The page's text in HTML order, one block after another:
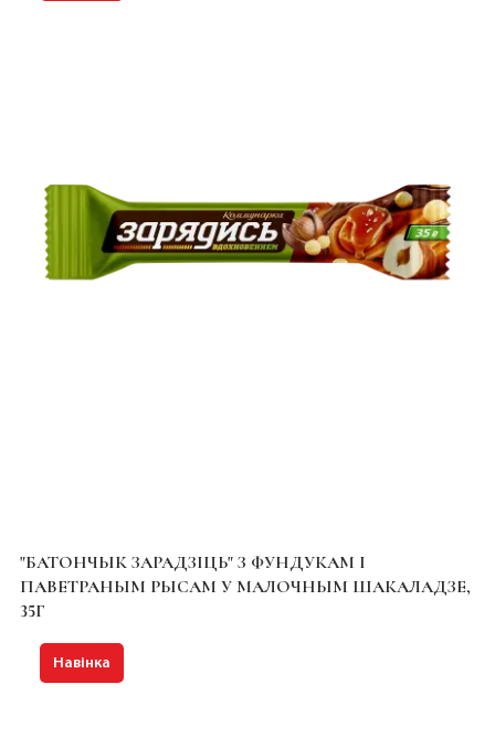
"БАТОНЧЫК ЗАРАДЗІЦЬ" З ФУНДУКАМ І
ПАВЕТРАНЫМ РЫСАМ У МАЛОЧНЫМ ШАКАЛАДЗЕ,
35Г
Навінка